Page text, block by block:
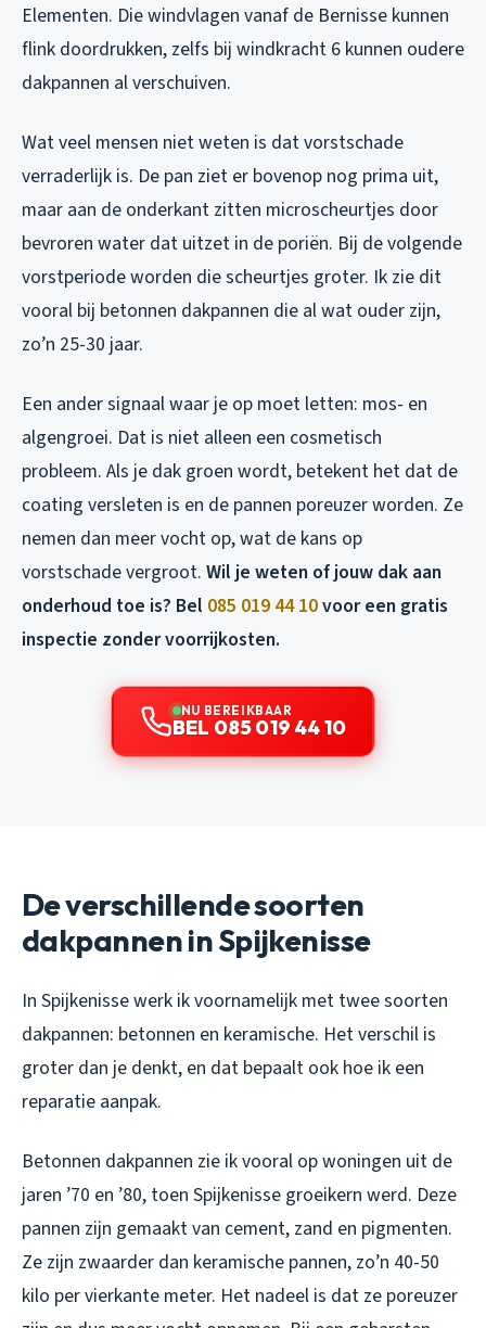
Elementen. Die windvlagen vanaf de Bernisse kunnen
flink doordrukken, zelfs bij windkracht 6 kunnen oudere
dakpannen al verschuiven.
Wat veel mensen niet weten is dat vorstschade
verraderlijk is. De pan ziet er bovenop nog prima uit,
maar aan de onderkant zitten microscheurtjes door
bevroren water dat uitzet in de poriën. Bij de volgende
vorstperiode worden die scheurtjes groter. Ik zie dit
vooral bij betonnen dakpannen die al wat ouder zijn,
zo’n 25-30 jaar.
Een ander signaal waar je op moet letten: mos- en
algengroei. Dat is niet alleen een cosmetisch
probleem. Als je dak groen wordt, betekent het dat de
coating versleten is en de pannen poreuzer worden. Ze
nemen dan meer vocht op, wat de kans op
vorstschade vergroot. Wil je weten of jouw dak aan
onderhoud toe is? Bel 085 019 44 10voor een gratis
inspectie zonder voorrijkosten.
NU BEREIKBAAR
BEL 085 019 44 10
De verschillende soorten
dakpannen in Spijkenisse
In Spijkenisse werk ik voornamelijk met twee soorten
dakpannen: betonnen en keramische. Het verschil is
groter dan je denkt, en dat bepaalt ook hoe ik een
reparatie aanpak.
Betonnen dakpannen zie ik vooral op woningen uit de
jaren ’70 en ’80, toen Spijkenisse groeikern werd. Deze
pannen zijn gemaakt van cement, zand en pigmenten.
Ze zijn zwaarder dan keramische pannen, zo’n 40-50
kilo per vierkante meter. Het nadeel is dat ze poreuzer